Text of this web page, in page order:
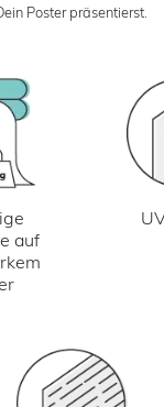
Poster präsentierst.
auf